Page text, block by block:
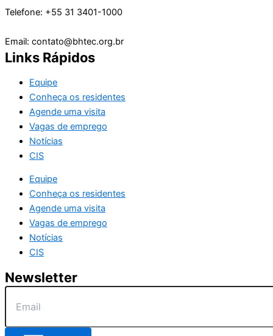
Telefone: +55 31 3401-1000
Email: contato@bhtec.org.br
Links Rápidos
Equipe
Conheça os residentes
Agende uma visita
Vagas de emprego
Notícias
CIS
Equipe
Conheça os residentes
Agende uma visita
Vagas de emprego
Notícias
CIS
Newsletter